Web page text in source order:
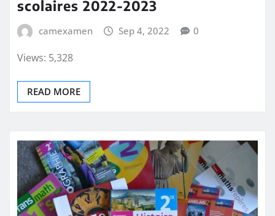
scolaires 2022-2023
camexamen Sep 4, 2022 0
Views: 5,328
READ MORE